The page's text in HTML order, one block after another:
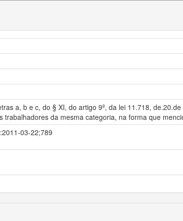
a, b e c, do § XI, do artigo 9º, da lei 11.718,
da mesma categoria, na forma que
03-22;789